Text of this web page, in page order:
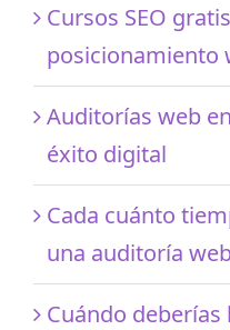
Cursos SEO
posicionamiento
Auditorías web
éxito digital
Cada cuánto
una auditoría
Cuándo